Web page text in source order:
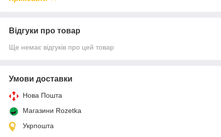
Відгуки про товар
Ще немає відгуків про цей товар
Умови доставки
Нова Пошта
Магазини Rozetka
Укрпошта